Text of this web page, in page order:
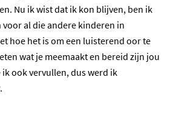
Nu ik wist dat ik kon blijven, ben ik
al die andere kinderen in
hoe het is om een luisterend oor te
wat je meemaakt en bereid zijn jou
ook vervullen, dus werd ik